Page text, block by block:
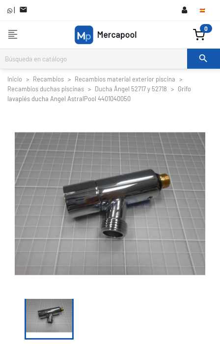
| 
format_align_left 0

Inicio Recambios
Recambios material exterior piscina
Recambios duchas piscinas
Ducha Ángel 52717 y 52718
Grifo
lavapiés ducha Angel AstralPool 4401040050
 